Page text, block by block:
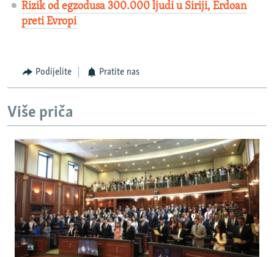
Rizik od egzodusa 300.000 ljudi u Siriji, Erdoan
preti Evropi
Podijelite Pratite nas
Više priča